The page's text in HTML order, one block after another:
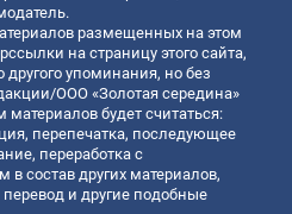
размещенных на этом
на страницу этого сайта,
другого упоминания, но без
ООО «Золотая середина»
будет считаться:
перепечатка, последующее
переработка с
состав других материалов,
и другие подобные